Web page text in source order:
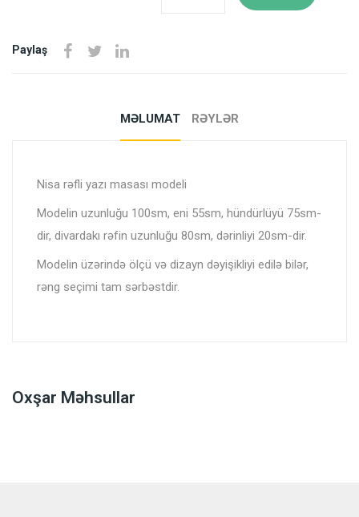
Paylaş
MƏLUMAT RƏYLƏR
Nisa rəfli yazı masası modeli
Modelin uzunluğu 100sm, eni 55sm, hündürlüyü 75sm-
dir, divardakı rəfin uzunluğu 80sm, dərinliyi 20sm-dir.
Modelin üzərində ölçü və dizayn dəyişikliyi edilə bilər,
rəng seçimi tam sərbəstdir.
Oxşar Məhsullar